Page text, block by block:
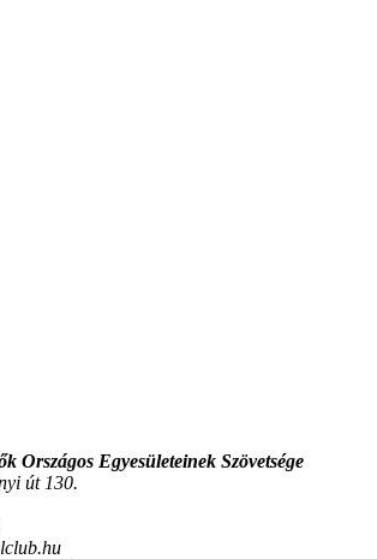
Országos Egyesületeinek Szövetsége
út 130.